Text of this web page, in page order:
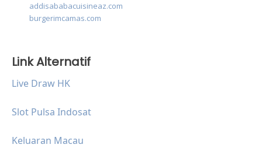
addisababacuisineaz.com
burgerimcamas.com
Link Alternatif
Live Draw HK
Slot Pulsa Indosat
Keluaran Macau